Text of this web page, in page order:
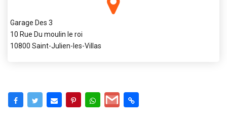
Garage Des 3
10 Rue Du moulin le roi
10800 Saint-Julien-les-Villas